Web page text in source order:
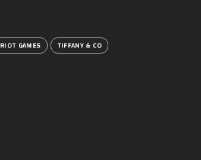
RIOT GAMES TIFFANY & CO